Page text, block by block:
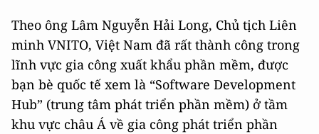
Theo ông Lâm Nguyễn Hải Long, Chủ tịch Liên
minh VNITO, Việt Nam đã rất thành công trong
lĩnh vực gia công xuất khẩu phần mềm, được
bạn bè quốc tế xem là “Software Development
Hub” (trung tâm phát triển phần mềm) ở tầm
khu vực châu Á về gia công phát triển phần